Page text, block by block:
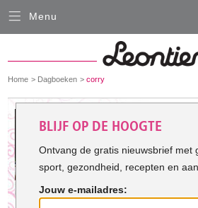
You
here:
Home Dagboeken corry
Gestart
10 kilo
Menu
Sluiten
HARDLOOPKLEDING
FIETSKLEDING
SERVICE
Inloggen
BLIJF OP DE HOOGTE
Ontvang de gratis nieuwsbrief met
sport, gezondheid, recepten en
Jouw e-mailadres: